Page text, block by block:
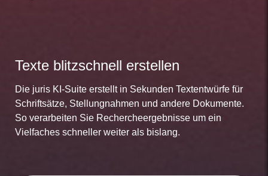
Texte blitzschnell erstellen
Die juris KI-Suite erstellt in Sekunden Textentwürfe für
Schriftsätze, Stellungnahmen und andere Dokumente.
So verarbeiten Sie Rechercheergebnisse um ein
Vielfaches schneller weiter als bislang.